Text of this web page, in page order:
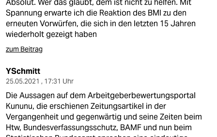
berlin
nord
wahrheit
verlag
verlag
veranstaltungen
shop
Absolut. Wer das glaubt, dem ist nicht zu helfen. Mit
Spannung erwarte ich die Reaktion des BMI zu den
erneuten Vorwürfen, die sich in den letzten 15 Jahren
wiederholt gezeigt haben
zum Beitrag
YSchmitt
25.05.2021 , 17:31 Uhr
Die Aussagen auf dem Arbeitgeberbewertungsportal
Kununu, die erschienen Zeitungsartikel in der
Vergangenheit und gegenwärtig und seine Zeiten beim
Htw, Bundesverfassungsschutz, BAMF und nun beim